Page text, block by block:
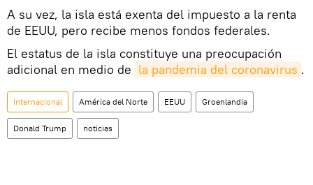
A su vez, la isla está exenta del impuesto a la renta
de EEUU, pero recibe menos fondos federales.
El estatus de la isla constituye una preocupación
adicional en medio de la pandemia del coronavirus .
Internacional América del Norte EEUU Groenlandia
Donald Trump noticias